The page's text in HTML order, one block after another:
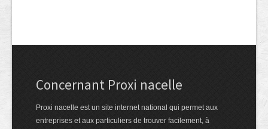
Concernant Proxi nacelle
Proxi nacelle est un site internet national qui permet aux
entreprises et aux particuliers de trouver facilement, à